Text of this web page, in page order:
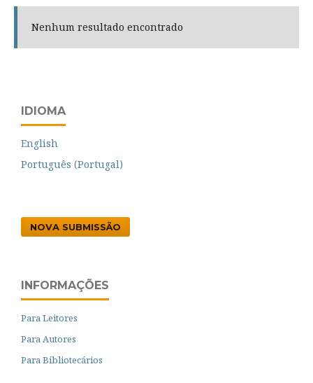
Nenhum resultado encontrado
IDIOMA
English
Português (Portugal)
NOVA SUBMISSÃO
INFORMAÇÕES
Para Leitores
Para Autores
Para Bibliotecários